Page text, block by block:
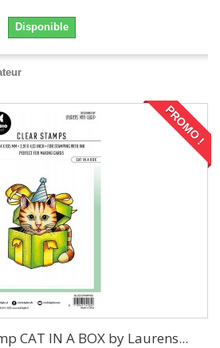
Disponible
PROMO !
CAT IN A BOX by Laurens...